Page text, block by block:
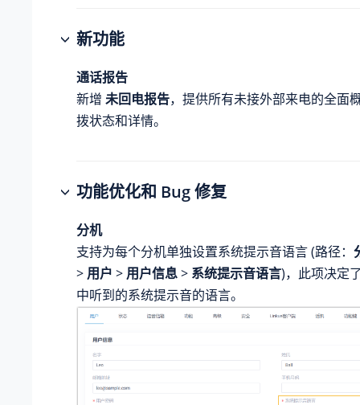
新功能
通话报告
新增 未回电报告，提供所有未接外部来电的全面
拨状态和详情。
功能优化和 Bug 修复
分机
支持为每个分机单独设置系统提示音语言 (路径：
> 用户 > 用户信息> 系统提示音语言)，此项决定
中听到的系统提示音的语言。